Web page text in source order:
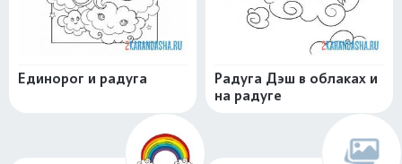
Единорог и радуга
Радуга Дэш в облаках и
на радуге